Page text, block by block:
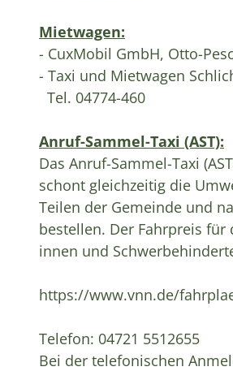
Mietwagen:
- CuxMobil GmbH, Otto-
- Taxi und Mietwagen
Tel. 04774-460
Anruf-Sammel-Taxi (AST):
Das Anruf-Sammel-Taxi
schont gleichzeitig die
Teilen der Gemeinde und
bestellen. Der Fahrpreis für
innen und
https://www.vnn.de/
Telefon: 04721 5512655
Bei der telefonischen